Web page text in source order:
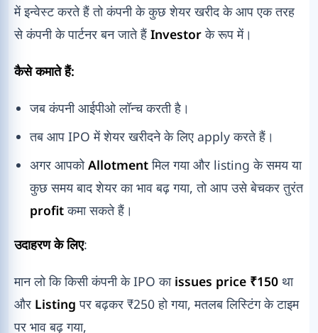
में इन्वेस्ट करते हैं तो कंपनी के कुछ शेयर खरीद के आप एक तरह
से कंपनी के पार्टनर बन जाते हैं Investorके रूप में।
कैसे कमाते हैं:
जब कंपनी आईपीओ लॉन्च करती है।
तब आप IPO में शेयर खरीदने के लिए apply करते हैं।
अगर आपकोAllotmentमिल गया और listing के समय या
कुछ समय बाद शेयर का भाव बढ़ गया, तो आप उसे बेचकर तुरंत
profitकमा सकते हैं।
उदाहरण के लिए:
मान लो कि किसी कंपनी के IPO का issues price ₹150 था
और Listing पर बढ़कर ₹250 हो गया, मतलब लिस्टिंग के टाइम
पर भाव बढ़ गया,